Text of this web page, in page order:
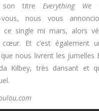
titre Everything We
vous, nous vous
ce single mi mars, alors
Et c’est également
nous livrent les jumelles
Kilbey, très dansant et